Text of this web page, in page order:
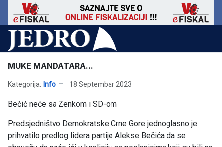
MUKE MANDATARA...
Kategorija: Info 18 Septembar 2023
Bečić neće sa Zenkom i SD-om
Predsjedništvo Demokratske Crne Gore jednoglasno je
prihvatilo predlog lidera partije Alekse Bečića da se